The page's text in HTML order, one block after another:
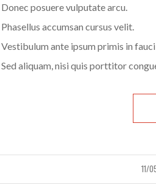
Donec posuere vulputate arcu.
Phasellus accumsan cursus velit.
Vestibulum ante ipsum primis in
Sed aliquam, nisi quis porttitor
11/
/